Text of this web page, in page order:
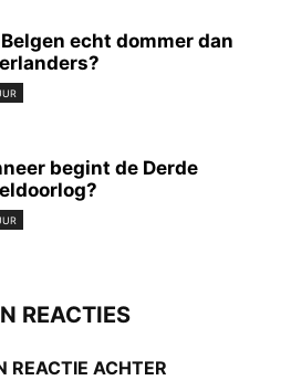
echt dommer dan
begint de Derde
REACTIES
REACTIE ACHTER